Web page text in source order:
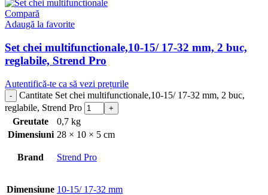
Compară
Adaugă la favorite
Set chei multifunctionale,10-15/ 17-32 mm, 2 buc,
reglabile, Strend Pro
Autentifică-te ca să vezi prețurile
Cantitate Set chei multifunctionale,10-15/ 17-32 mm, 2 buc,
reglabile, Strend Pro
Greutate
0,7 kg
Dimensiuni 28 × 10 × 5 cm
Brand Strend Pro
Dimensiune 10-15/ 17-32 mm